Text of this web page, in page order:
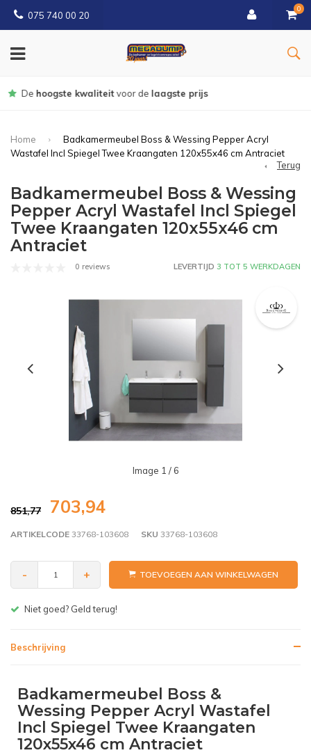
075 740 00 20
0
Gratisbezorgd vanaf € 150
Home
Badkamermeubel Boss & Wessing Pepper Acryl
Wastafel Incl Spiegel Twee Kraangaten 120x55x46 cm Antraciet
Terug
Badkamermeubel Boss & Wessing
Pepper Acryl Wastafel Incl Spiegel
Twee Kraangaten 120x55x46 cm
Antraciet
0 reviews LEVERTIJD 3 TOT 5 WERKDAGEN
Image 1 / 6
851,77 703,94
ARTIKELCODE 33768-103608 SKU 33768-103608
- + TOEVOEGEN AAN WINKELWAGEN
Gratis bezorgen v.a. € 150,- (NL)
Beschrijving
Badkamermeubel Boss &
Wessing Pepper Acryl Wastafel
Incl Spiegel Twee Kraangaten
120x55x46 cm Antraciet